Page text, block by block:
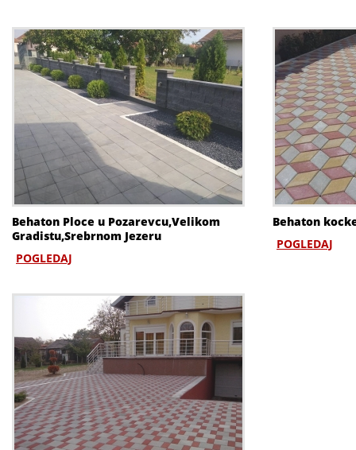
Behaton Ploce u Pozarevcu,Velikom
Gradistu,Srebrnom Jezeru
POGLEDAJ
Behaton
POGLEDAJ